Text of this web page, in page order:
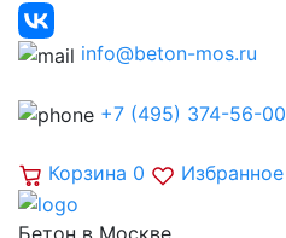
info@beton-mos.ru
+7 (495) 374-56-00
Корзина 0 Избранное